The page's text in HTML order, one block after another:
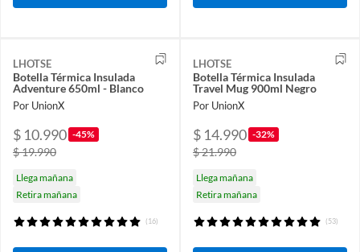
LHOTSE
Botella Térmica Insulada
Adventure 650ml - Blanco
Por UnionX
$ 10.990 -45%
$ 19.990
Llega mañana
Retira mañana
(16)
LHOTSE
Botella Térmica Insulada
Travel Mug 900ml Negro
Por UnionX
$ 14.990 -32%
$ 21.990
Llega mañana
Retira mañana
(53)